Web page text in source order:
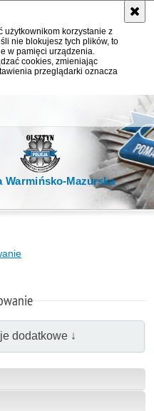
użytkownikom korzystanie z
nie blokujesz tych plików, to
w pamięci urządzenia.
cookies, zmieniając
przeglądarki oznacza
Warmińsko-Mazurska
dodatkowe ↓